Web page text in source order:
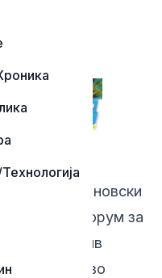
Тони Коњановски
форум за
и одржлив
– МЕФ 2026 во